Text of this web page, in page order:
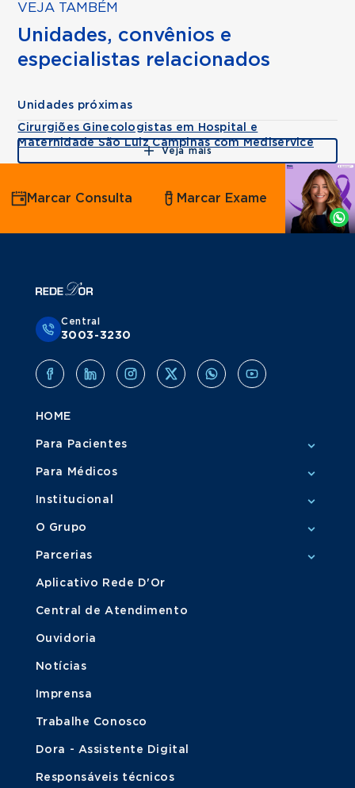
VEJA TAMBÉM
Unidades, convênios e
especialistas relacionados
Unidades próximas
Cirurgiões Ginecologistas em Hospital e
Maternidade São Luiz Campinas com Mediservice
Veja mais
Agende
por
Whatsapp
Marcar Consulta Marcar Exame
Central
3003-3230
HOME
Para Pacientes
Para Médicos
Institucional
O Grupo
Parcerias
Aplicativo Rede D'Or
Central de Atendimento
Ouvidoria
Notícias
Imprensa
Trabalhe Conosco
Dora - Assistente Digital
Responsáveis técnicos